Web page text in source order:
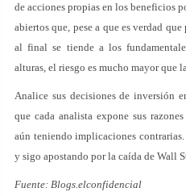
de acciones propias en los beneficios
abiertos que, pese a que es verdad
al final se tiende a los
alturas, el riesgo es mucho mayor que
Analice sus decisiones de inversión
que cada analista expone sus
aún teniendo implicaciones
y sigo apostando por la caída de Wall
Fuente: Blogs.elconfidencial